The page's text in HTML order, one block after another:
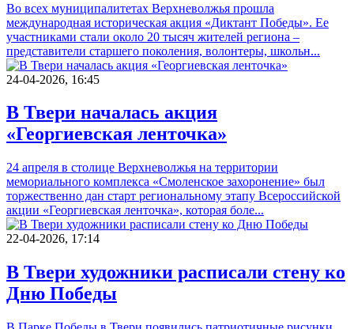
Во всех муниципалитетах Верхневолжья прошла
международная историческая акция «Диктант Победы». Ее
участниками стали около 20 тысяч жителей региона –
представители старшего поколения, волонтеры, школьн...
24-04-2026, 16:45
В Твери началась акция
«Георгиевская ленточка»
24 апреля в столице Верхневолжья на территории
мемориального комплекса «Смоленское захоронение» был
торжественно дан старт региональному этапу Всероссийской
акции «Георгиевская ленточка», которая боле...
22-04-2026, 17:14
В Твери художники расписали стену ко
Дню Победы